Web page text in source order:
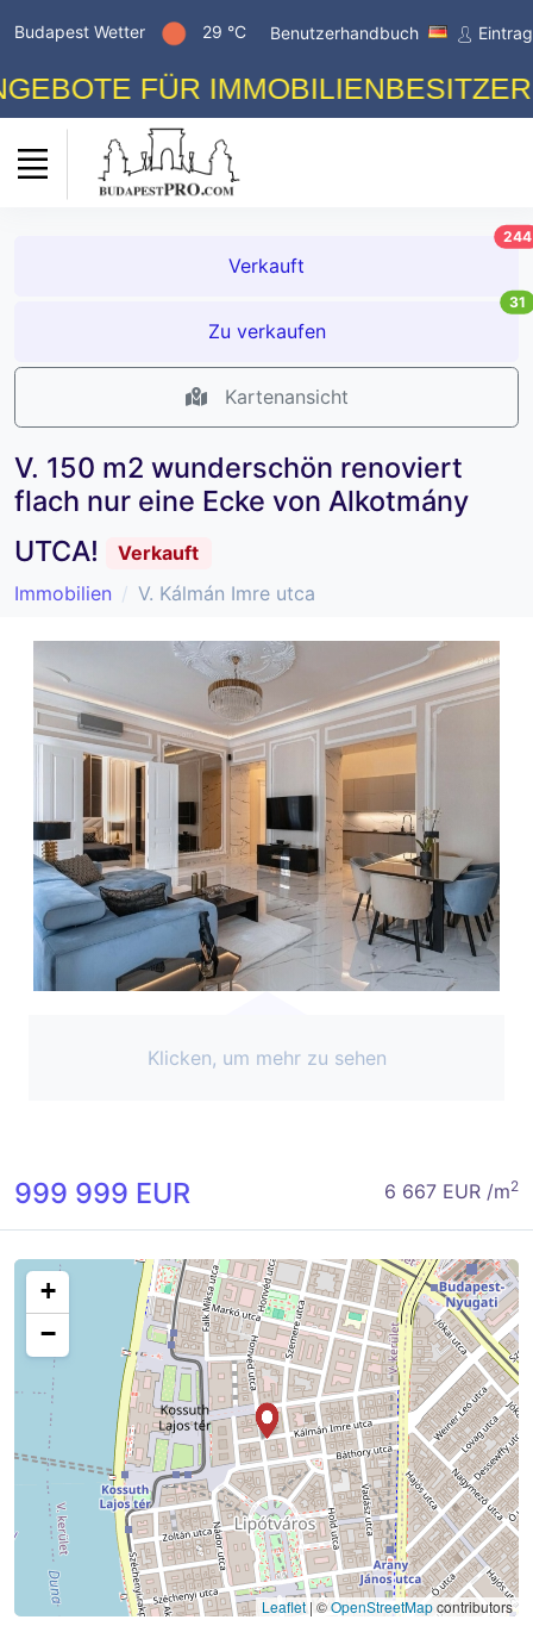
Budapest Wetter 29 °C Benutzerhandbuch
FÜR IMMOBILIENBESITZER!
Verkauft
244
Zu verkaufen
31
Kartenansicht
V. 150 m2 wunderschön renoviert
flach nur eine Ecke von Alkotmány
UTCA!
Verkauft
Immobilien
V. Kálmán Imre utca
Klicken, um mehr zu sehen
999 999 EUR 6 667 EUR /m2
+
−
Leaflet | ©OpenStreetMapcontributors